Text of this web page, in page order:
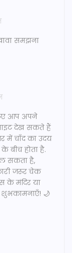
समझना
आप अपने
देख सकते हैं
में चाँद का उदय
बीच होता है.
सकता है,
जरूर चेक
के मंदिर या
🌙